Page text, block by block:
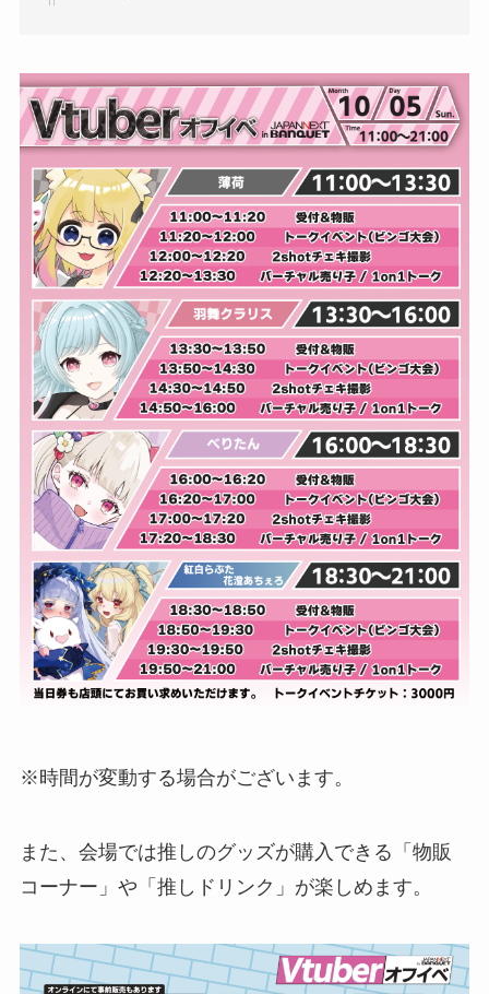
※時間が変動する場合がございます。
また、会場では推しのグッズが購入できる「物販
コーナー」や「推しドリンク」が楽しめます。